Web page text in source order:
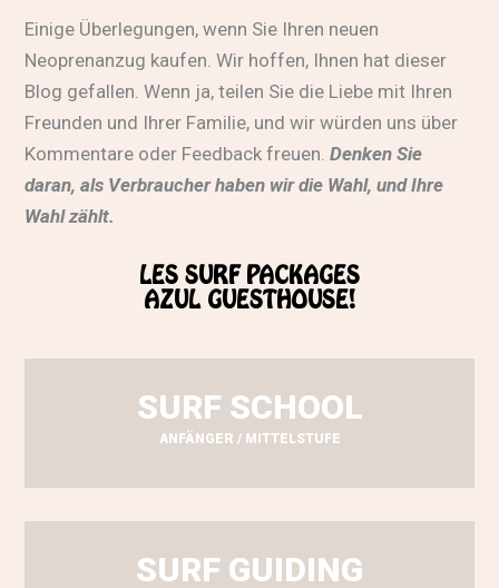
Einige Überlegungen, wenn Sie Ihren neuen
Neoprenanzug kaufen. Wir hoffen, Ihnen hat dieser
Blog gefallen. Wenn ja, teilen Sie die Liebe mit Ihren
Freunden und Ihrer Familie, und wir würden uns über
Kommentare oder Feedback freuen.Denken Sie
daran, als Verbraucher haben wir die Wahl, und Ihre
Wahl zählt.
LES SURF PACKAGES
AZUL GUESTHOUSE!
SURF SCHOOL
ANFÄNGER / MITTELSTUFE
SURF GUIDING